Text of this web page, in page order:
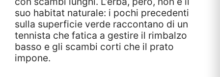
suo habitat naturale: i pochi precedenti
sulla superficie verde raccontano di un
tennista che fatica a gestire il rimbalzo
basso e gli scambi corti che il prato
impone.